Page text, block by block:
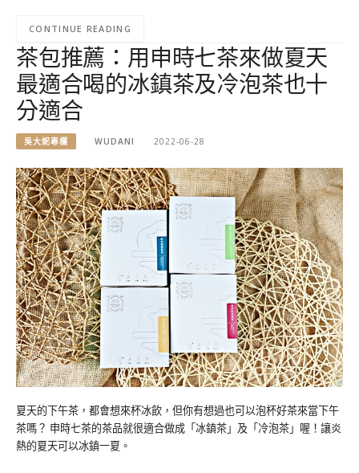
CONTINUE READING
茶包推薦：用申時七茶來做夏天
最適合喝的冰鎮茶及冷泡茶也十
分適合
吳大妮專欄 WUDANI 2022-06-28
夏天的下午茶，都會想來杯冰飲，但你有想過也可以泡杯好茶來當下午
茶嗎？ 申時七茶的茶品就很適合做成「冰鎮茶」及「冷泡茶」喔！讓炎
熱的夏天可以冰鎮一夏。